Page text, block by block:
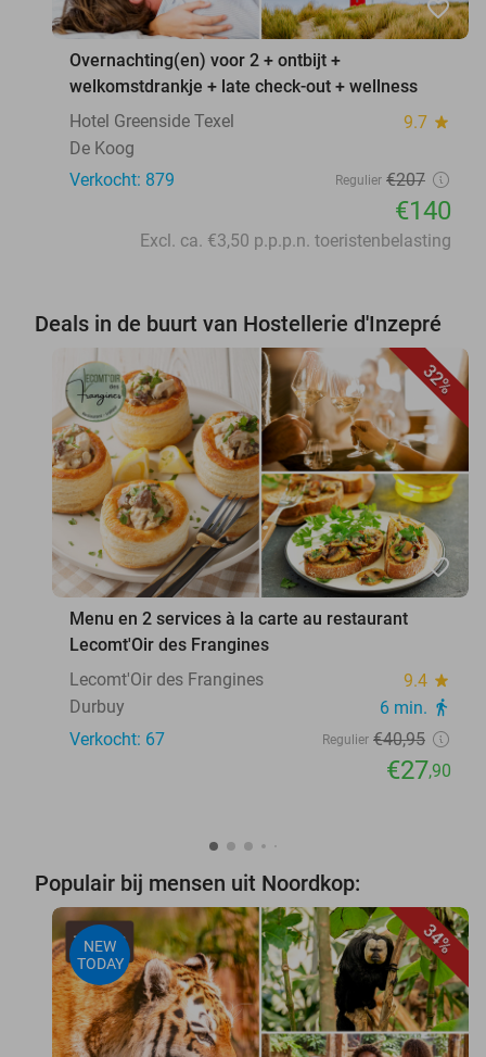
favorite_border
Overnachting(en) voor 2 + ontbijt +
welkomstdrankje + late check-out + wellness
Hotel Greenside Texel
9.7 star
De Koog
Verkocht: 879
Regulier €207
€140
Excl. ca. €3,50 p.p.p.n. toeristenbelasting
Deals in de buurt van Hostellerie d'Inzepré
32%
favorite_border
Menu en 2 services à la carte au restaurant
Lecomt'Oir des Frangines
Lecomt'Oir des Frangines
9.4 star
Durbuy 6 min. directions_walk
Verkocht: 67 Regulier €40,95
€27,90
Populair bij mensen uit Noordkop:
34%
NEW
TODAY